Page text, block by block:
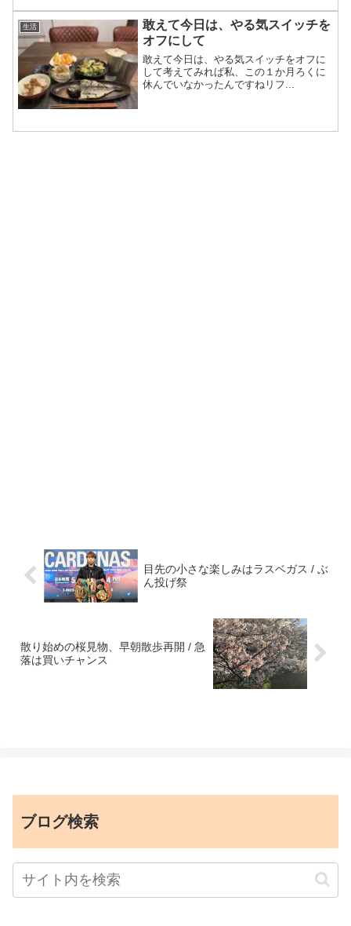
生活
敢えて今日は、やる気スイッチを
オフにして
敢えて今日は、やる気スイッチをオフに
して考えてみれば私、この１か月ろくに
休んでいなかったんですねリフ...
目先の小さな楽しみはラスベガス / ぶ
ん投げ祭
散り始めの桜見物、早朝散歩再開 / 急
落は買いチャンス
ブログ検索